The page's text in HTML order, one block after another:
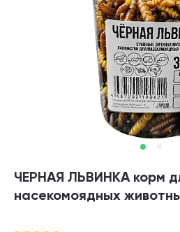
ЧЕРНАЯ ЛЬВИНКА корм
насекомоядных